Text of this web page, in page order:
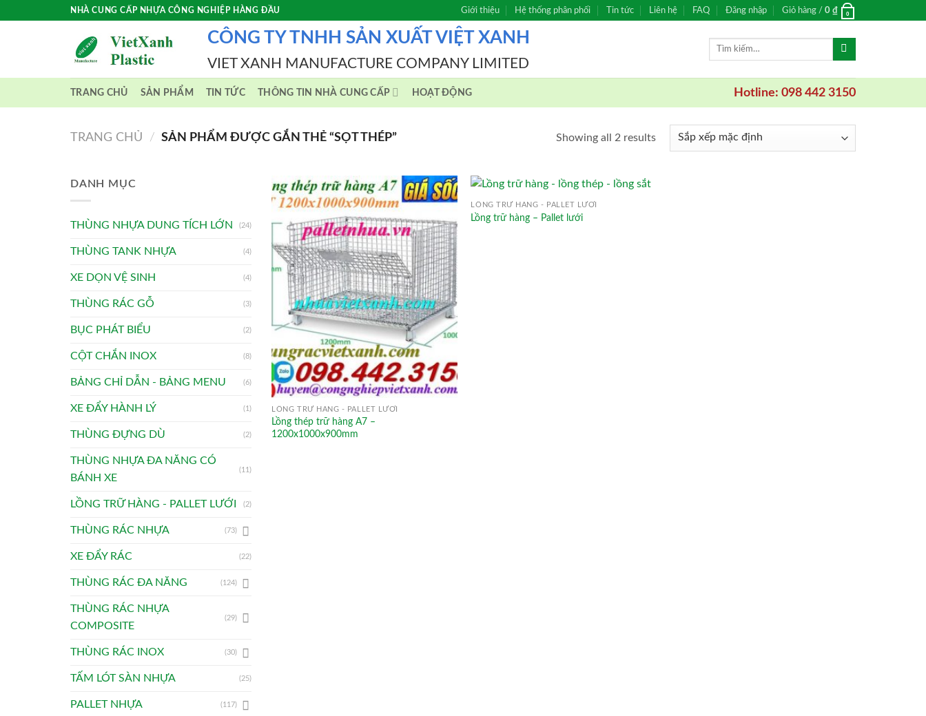
NHÀ CUNG CẤP NHỰA CÔNG NGHIỆP HÀNG ĐẦU Giới thiệu Hệ thống phân phối Tin tức Liên hệ FAQ Đăng nhập Giỏ hàng / 0 ₫ 0
CÔNG TY TNHH SẢN XUẤT VIỆT XANH
VIET XANH MANUFACTURE COMPANY LIMITED
Tìm
TRANG CHỦ SẢN PHẨM TIN TỨC THÔNG TIN NHÀ CUNG CẤP HOẠT ĐỘNG Hotline: 098 442 3150
TRANG CHỦ / SẢN PHẨM ĐƯỢC GẮN THẺ “SỌT THÉP” Showing all 2 results
DANH MỤC
THÙNG NHỰA DUNG TÍCH LỚN (24)
THÙNG TANK NHỰA (4)
XE DỌN VỆ SINH (4)
THÙNG RÁC GỖ (3)
BỤC PHÁT BIỂU (2)
CỘT CHẮN INOX (8)
BẢNG CHỈ DẪN - BẢNG MENU (6)
XE ĐẨY HÀNH LÝ (1)
THÙNG ĐỰNG DÙ (2)
THÙNG NHỰA ĐA NĂNG CÓ
BÁNH XE
(11)
LỒNG TRỮ HÀNG - PALLET LƯỚI (2)
THÙNG RÁC NHỰA (73)
XE ĐẨY RÁC (22)
THÙNG RÁC ĐA NĂNG (124)
THÙNG RÁC NHỰA
COMPOSITE
(29)
THÙNG RÁC INOX (30)
TẤM LÓT SÀN NHỰA (25)
PALLET NHỰA (117)
LỒNG TRỮ HÀNG - PALLET LƯỚI
Lồng thép trữ hàng A7 –
1200x1000x900mm
LỒNG TRỮ HÀNG - PALLET LƯỚI
Lồng trữ hàng – Pallet lưới